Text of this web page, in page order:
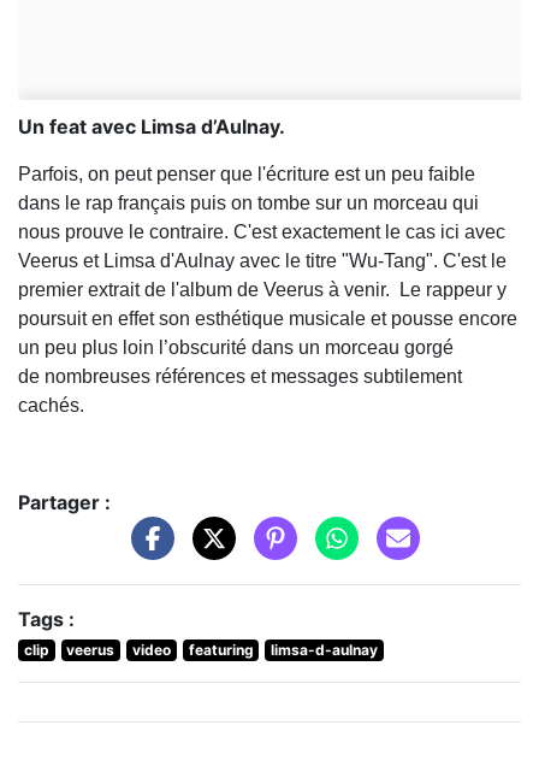
Un feat avec Limsa d’Aulnay.
Parfois, on peut penser que l'écriture est un peu faible
dans le rap français puis on tombe sur un morceau qui
nous prouve le contraire. C'est exactement le cas ici avec
Veerus et Limsa d'Aulnay avec le titre "Wu-Tang". C'est le
premier extrait de l'album de Veerus à venir. Le rappeur y
poursuit en effet son esthétique musicale et pousse encore
un peu plus loin l’obscurité dans un morceau gorgé
de nombreuses références et messages subtilement
cachés.
Partager :
Tags :
clip veerus video featuring limsa-d-aulnay